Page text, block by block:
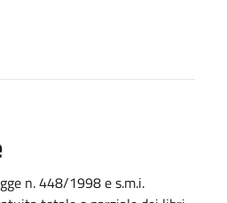
n. 448/1998 e s.m.i.